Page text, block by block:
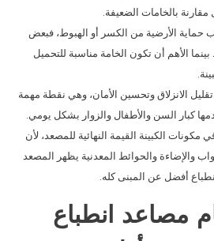
بالخامات الضعيفة.
حماية الأرضية من الكسر أو الهبوط، فبعض
الأهم أن تكون الخامة مناسبة للتحميل
الانزلاق وتحسين الأمان، وهي نقطة مهمة
كبار السن والأطفال والزوار بشكل يومي.
مكونات الكبينة القيمة النهائية للمصعد، لأن
والإضاءة والحوائط المعدنية يظهر المصعد
أفضل عن المبنى كله.
مصاعد انطباع